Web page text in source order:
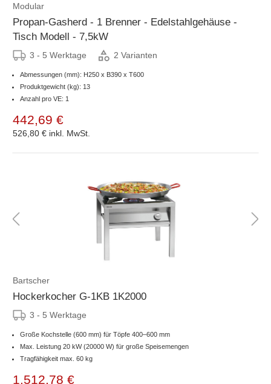
Modular
Propan-Gasherd - 1 Brenner - Edelstahlgehäuse -
Tisch Modell - 7,5kW
3 - 5 Werktage 2 Varianten
Abmessungen (mm): H250 x B390 x T600
Produktgewicht (kg): 13
Anzahl pro VE: 1
442,69 €
526,80 € inkl. MwSt.
Bartscher
Hockerkocher G-1KB 1K2000
3 - 5 Werktage
Große Kochstelle (600 mm) für Töpfe 400–600 mm
Max. Leistung 20 kW (20000 W) für große Speisemengen
Tragfähigkeit max. 60 kg
1.512,78 €